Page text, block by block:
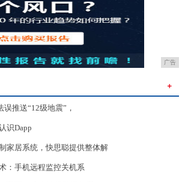
广告
＋
推送“12级地震”，
识Dapp
家居系统，快思聪提供整体解
：手机远程监控关机系